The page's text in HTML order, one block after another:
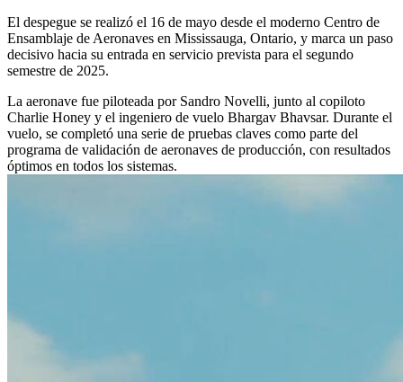
El despegue se realizó el 16 de mayo desde el moderno Centro de
Ensamblaje de Aeronaves en Mississauga, Ontario, y marca un paso
decisivo hacia su entrada en servicio prevista para el segundo
semestre de 2025.
La aeronave fue piloteada por Sandro Novelli, junto al copiloto
Charlie Honey y el ingeniero de vuelo Bhargav Bhavsar. Durante el
vuelo, se completó una serie de pruebas claves como parte del
programa de validación de aeronaves de producción, con resultados
óptimos en todos los sistemas.